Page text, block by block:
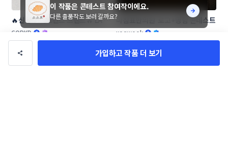
🔥신생 프래그런스 브랜드🔥 LA
NOTE13 로고 콘테스트
CORKD
마침표한의원  로고+명함 콘테스트
xoowook
가입하고 작품 더 보기
이 작품은 콘테스트 참여작이에요.
다른 출품작도 보러 갈까요?